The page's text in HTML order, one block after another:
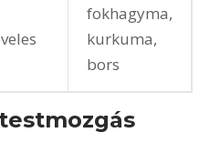
fokhagyma,
kurkuma,
bors